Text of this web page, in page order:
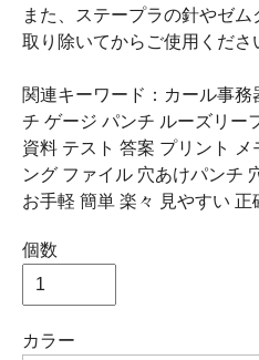
また、ステープラの針やゼ
取り除いてからご使用くださ
関連キーワード：カール事
チ ゲージ パンチ ルーズリー
資料 テスト 答案 プリント メ
ング ファイル 穴あけパンチ
お手軽 簡単 楽々 見やすい 正
個数
カラー